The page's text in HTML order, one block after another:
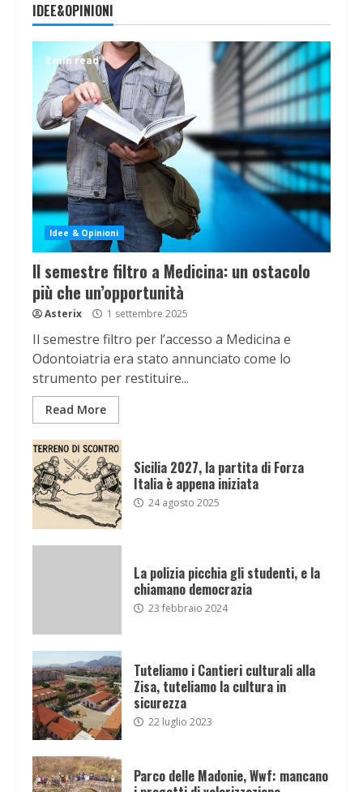
IDEE&OPINIONI
2 min read
Idee & Opinioni
Il semestre filtro a Medicina: un ostacolo
più che un’opportunità
Asterix 1 settembre 2025
Il semestre filtro per l’accesso a Medicina e
Odontoiatria era stato annunciato come lo
strumento per restituire...
Read More
Sicilia 2027, la partita di Forza
Italia è appena iniziata
24 agosto 2025
La polizia picchia gli studenti, e la
chiamano democrazia
23 febbraio 2024
Tuteliamo i Cantieri culturali alla
Zisa, tuteliamo la cultura in
sicurezza
22 luglio 2023
Parco delle Madonie, Wwf: mancano